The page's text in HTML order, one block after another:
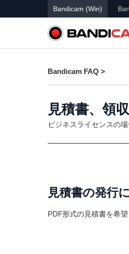
Bandicam (Win)
Bandicam FAQ >
見積書、領
ビジネスライセンスの
見積書の発行
PDF形式の見積書を希望